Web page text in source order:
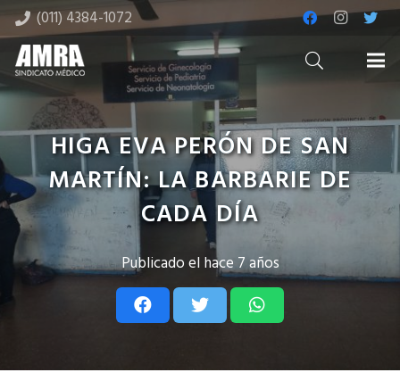
(011) 4384-1072
HIGA EVA PERÓN DE SAN
MARTÍN: LA BARBARIE DE
CADA DÍA
Publicado elhace 7 años